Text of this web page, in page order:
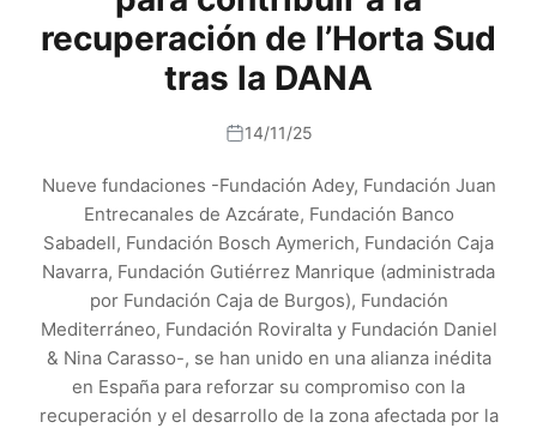
recuperación de l’Horta Sud
tras la DANA
14/11/25
Nueve fundaciones -Fundación Adey, Fundación Juan
Entrecanales de Azcárate, Fundación Banco
Sabadell, Fundación Bosch Aymerich, Fundación Caja
Navarra, Fundación Gutiérrez Manrique (administrada
por Fundación Caja de Burgos), Fundación
Mediterráneo, Fundación Roviralta y Fundación Daniel
& Nina Carasso-, se han unido en una alianza inédita
en España para reforzar su compromiso con la
recuperación y el desarrollo de la zona afectada por la